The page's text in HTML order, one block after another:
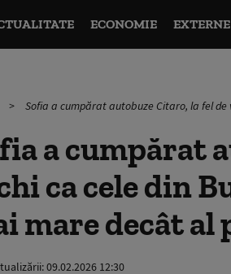
ECONOMIE EXTERNE
Sofia a cumpărat autobuze Citaro, la fel
a cumpărat
ca cele din
mare decât al
09.02.2026 12:30